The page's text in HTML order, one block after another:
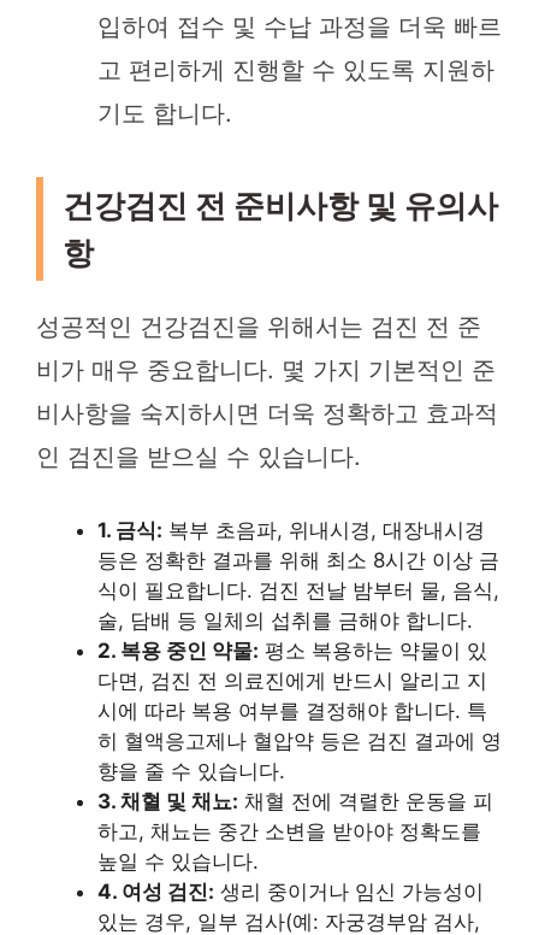
입하여 접수 및 수납 과정을 더욱 빠르
고 편리하게 진행할 수 있도록 지원하
기도 합니다.
건강검진 전 준비사항 및 유의사
항
성공적인 건강검진을 위해서는 검진 전 준
비가 매우 중요합니다. 몇 가지 기본적인 준
비사항을 숙지하시면 더욱 정확하고 효과적
인 검진을 받으실 수 있습니다.
1. 금식: 복부 초음파, 위내시경, 대장내시경
등은 정확한 결과를 위해 최소 8시간 이상 금
식이 필요합니다. 검진 전날 밤부터 물, 음식,
술, 담배 등 일체의 섭취를 금해야 합니다.
2. 복용 중인 약물: 평소 복용하는 약물이 있
다면, 검진 전 의료진에게 반드시 알리고 지
시에 따라 복용 여부를 결정해야 합니다. 특
히 혈액응고제나 혈압약 등은 검진 결과에 영
향을 줄 수 있습니다.
3. 채혈 및 채뇨: 채혈 전에 격렬한 운동을 피
하고, 채뇨는 중간 소변을 받아야 정확도를
높일 수 있습니다.
4. 여성 검진: 생리 중이거나 임신 가능성이
있는 경우, 일부 검사(예: 자궁경부암 검사,